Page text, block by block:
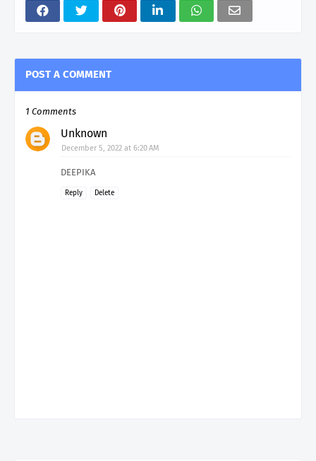
POST A COMMENT
1 Comments
Unknown
December 5, 2022 at 6:20 AM
DEEPIKA
Reply Delete